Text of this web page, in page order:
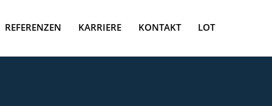
REFERENZEN KARRIERE KONTAKT LOT